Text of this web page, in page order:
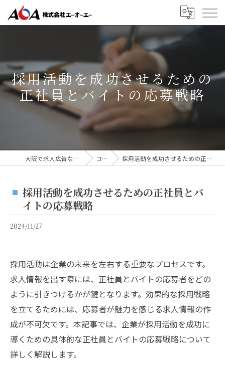
採用活動を成功させるための
正社員とバイトの応募戦略
大阪で求人広告なら株式会社AOA コラム 採用活動を成功させるための正社員とバイトの応募戦略
採用活動を成功させるための正社員とバ
イトの応募戦略
2024/11/27
採用活動は企業の未来を左右する重要なプロセスです。
求人情報を出す際には、正社員とバイトの応募者をどの
ように引きつけるかが鍵となります。効果的な採用戦略
を立てるためには、応募者が魅力を感じる求人情報の作
成が不可欠です。本記事では、企業が採用活動を成功に
導くための具体的な正社員とバイトの応募戦略について
詳しく解説します。